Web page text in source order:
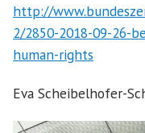
http://
2/2850-2018-09-26-
human-rights
Eva Scheibelhofer-